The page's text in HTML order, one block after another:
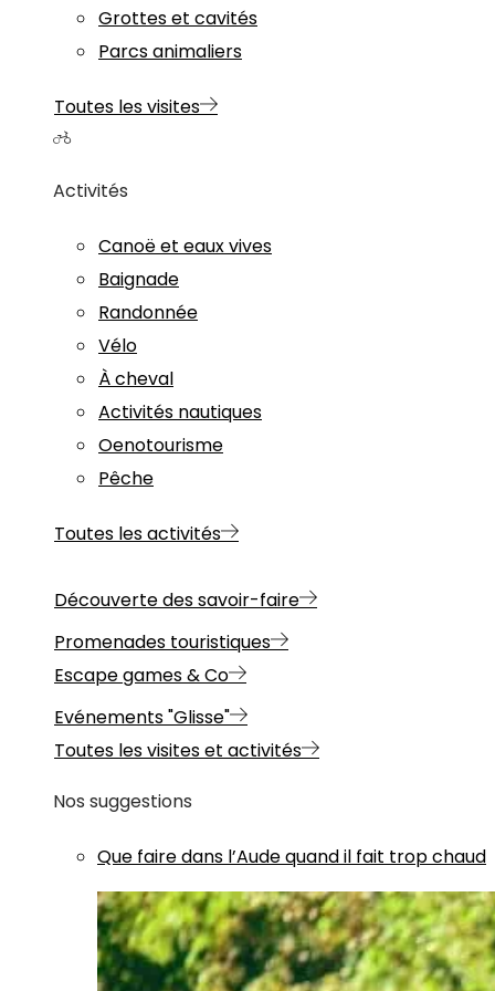
Grottes et cavités
Parcs animaliers
Toutes les visites
Activités
Canoë et eaux vives
Baignade
Randonnée
Vélo
À cheval
Activités nautiques
Oenotourisme
Pêche
Toutes les activités
Découverte des savoir-faire
Promenades touristiques
Escape games & Co
Evénements "Glisse"
Toutes les visites et activités
Nos suggestions
Que faire dans l’Aude quand il fait trop chaud